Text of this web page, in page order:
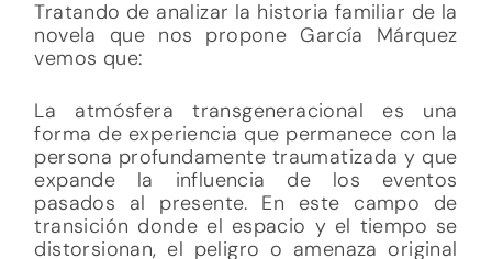
Tratando de analizar la historia familiar de la
novela que nos propone García Márquez
vemos que:
La atmósfera transgeneracional es una
forma de experiencia que permanece con la
persona profundamente traumatizada y que
expande la influencia de los eventos
pasados ​​al presente. En este campo de
transición donde el espacio y el tiempo se
distorsionan, el peligro o amenaza original